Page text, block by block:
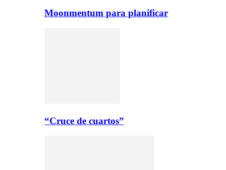
Moonmentum para planificar
“Cruce de cuartos”